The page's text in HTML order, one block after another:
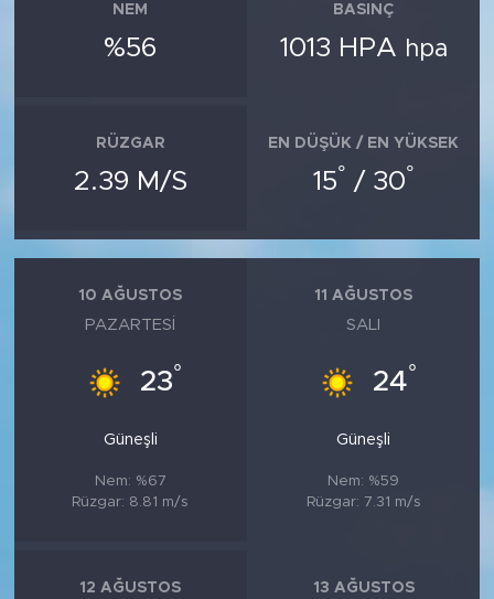
NEM
%56
BASINÇ
1013 HPA hpa
RÜZGAR
2.39 M/S
EN DÜŞÜK / EN YÜKSEK
15° / 30°
10 AĞUSTOS
PAZARTESI
23°
Güneşli
Nem: %67
Rüzgar: 8.81 m/s
11 AĞUSTOS
SALI
24°
Güneşli
Nem: %59
Rüzgar: 7.31 m/s
12 AĞUSTOS 13 AĞUSTOS
KADIN
SİYASET
MEDYA KÖŞESİ
FOTO GALERİ
VİDEOLAR